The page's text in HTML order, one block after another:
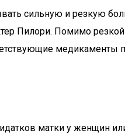
сильную и резкую
Пилори. Помимо
медикаменты
матки у женщин